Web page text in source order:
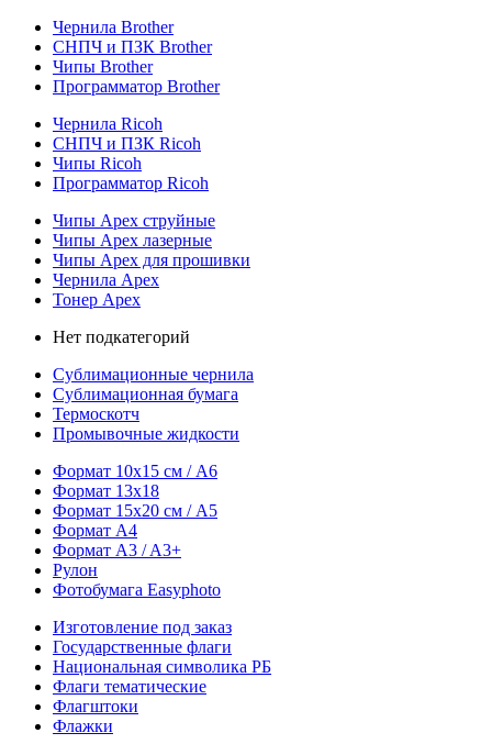
Чернила Brother
СНПЧ и ПЗК Brother
Чипы Brother
Программатор Brother
Чернила Ricoh
СНПЧ и ПЗК Ricoh
Чипы Ricoh
Программатор Ricoh
Чипы Apex струйные
Чипы Apex лазерные
Чипы Apex для прошивки
Чернила Apex
Тонер Apex
Нет подкатегорий
Сублимационные чернила
Сублимационная бумага
Термоскотч
Промывочные жидкости
Формат 10х15 см / A6
Формат 13х18
Формат 15х20 см / A5
Формат А4
Формат A3 / A3+
Рулон
Фотобумага Easyphoto
Изготовление под заказ
Государственные флаги
Национальная символика РБ
Флаги тематические
Флагштоки
Флажки